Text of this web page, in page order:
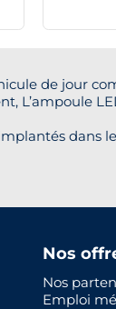
de jour
L’ampoule
dans
Nos
Nos
Emploi